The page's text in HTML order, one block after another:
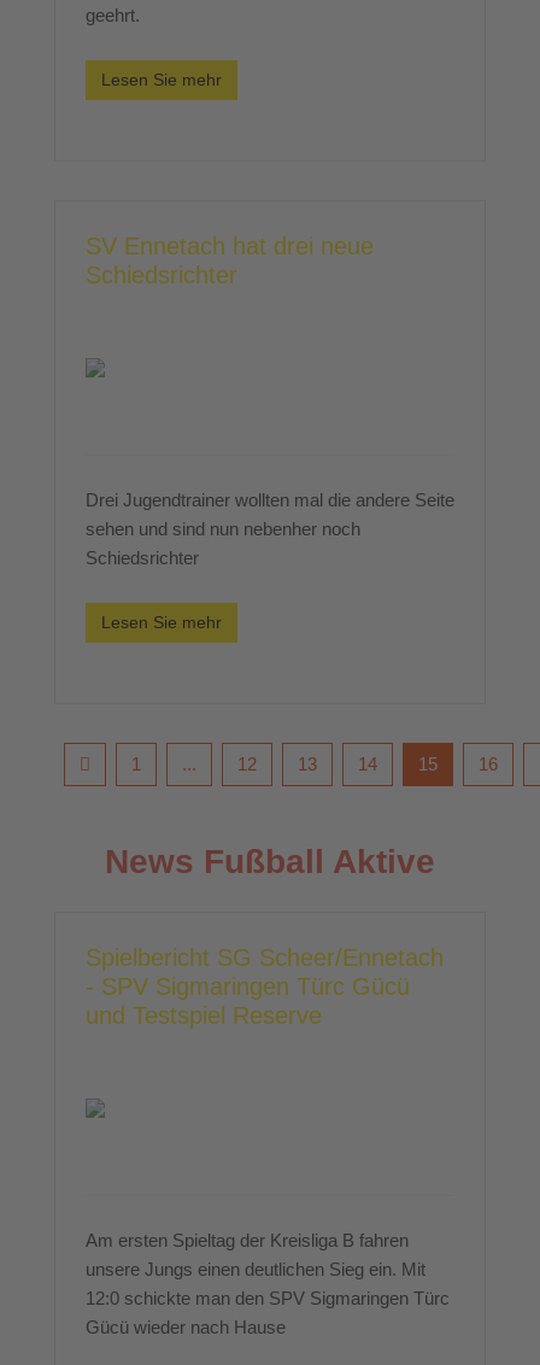
geehrt.
Lesen Sie mehr
SV Ennetach hat drei neue
Schiedsrichter
Drei Jugendtrainer wollten mal die andere Seite
sehen und sind nun nebenher noch
Schiedsrichter
Lesen Sie mehr
1 ... 12 13 14 15 16
News Fußball Aktive
Spielbericht SG Scheer/Ennetach
- SPV Sigmaringen Türc Gücü
und Testspiel Reserve
Am ersten Spieltag der Kreisliga B fahren
unsere Jungs einen deutlichen Sieg ein. Mit
12:0 schickte man den SPV Sigmaringen Türc
Gücü wieder nach Hause